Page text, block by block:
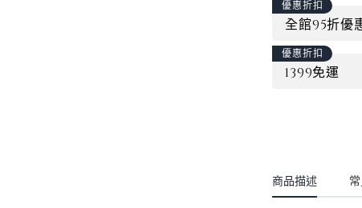
優惠折扣
全館95折優
優惠折扣
1399免運
商品描述